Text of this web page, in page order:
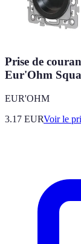
Prise de
Eur'Ohm
EUR'OHM
3.17 EURVoir le